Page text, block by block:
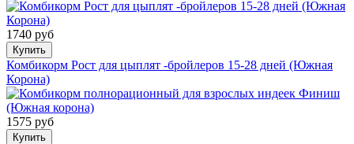
1740 руб
Купить
Комбикорм Рост для цыплят -бройлеров 15-28 дней (Южная
Корона)
1575 руб
Купить